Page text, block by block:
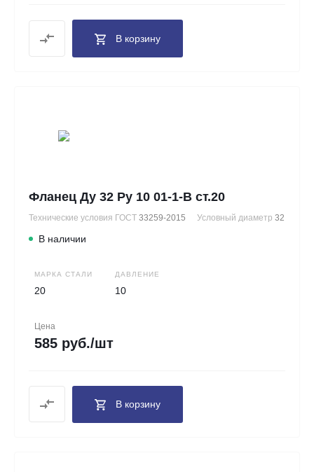
В корзину
Фланец Ду 32 Ру 10 01-1-В ст.20
Технические условия ГОСТ 33259-2015 Условный диаметр 32
В наличии
МАРКА СТАЛИ
20
ДАВЛЕНИЕ
10
Цена
585 руб./шт
В корзину